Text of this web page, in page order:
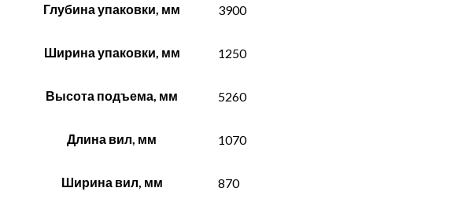
Глубина упаковки, мм 3900
Ширина упаковки, мм 1250
Высота подъема, мм 5260
Длина вил, мм 1070
Ширина вил, мм 870